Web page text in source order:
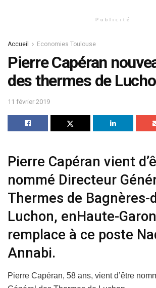
Publicité
Accueil Economies Toulouse
Pierre Capéran
des thermes de
11 février 2019
Pierre Capéran vient
nommé Directeur
Thermes de Bagnères-
Luchon, enHaute-
remplace à ce poste
Annabi.
Pierre Capéran, 58 ans, vient d’être